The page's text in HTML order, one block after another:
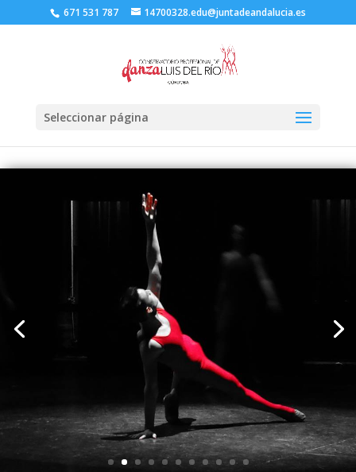
671 531 787 14700328.edu@juntadeandalucia.es
Seleccionar página